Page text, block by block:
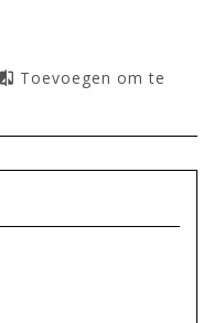
Toevoegen om te